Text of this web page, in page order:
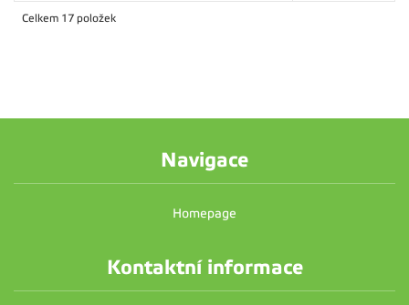
Celkem 17 položek
Navigace
Homepage
Kontaktní informace